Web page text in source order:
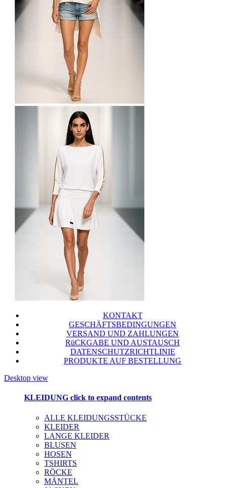
KONTAKT
GESCHÄFTSBEDINGUNGEN
VERSAND UND ZAHLUNGEN
RüCKGABE UND AUSTAUSCH
DATENSCHUTZRICHTLINIE
PRODUKTE AUF BESTELLUNG
Desktop view
KLEIDUNG click to expand contents
ALLE KLEIDUNGSSTÜCKE
KLEIDER
LANGE KLEIDER
BLUSEN
HOSEN
TSHIRTS
RÖCKE
MÄNTEL